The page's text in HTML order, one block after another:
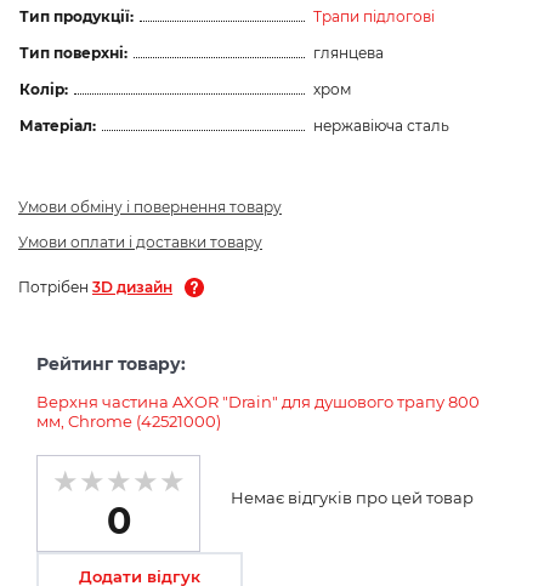
Тип продукції:
Трапи підлогові
Тип поверхні:
глянцева
Колір:
хром
Матеріал:
нержавіюча сталь
Умови обміну і повернення товару
Умови оплати і доставки товару
Потрібен 3D дизайн
Рейтинг товару:
Верхня частина AXOR "Drain" для душового трапу 800
мм, Chrome (42521000)
0
Немає відгуків про цей товар
Додати відгук